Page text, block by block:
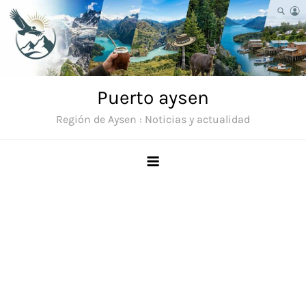
Saltar
contenido
Puerto aysen
Región de Aysen : Noticias y actualidad